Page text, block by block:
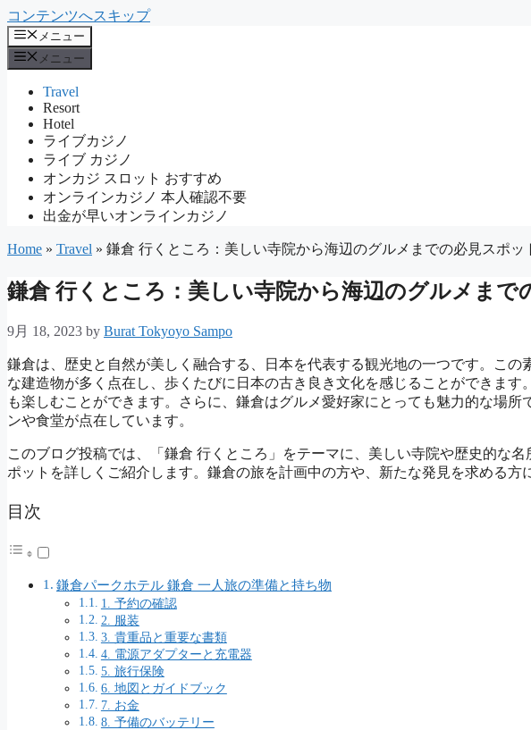
コンテンツへスキップ
メニュー
メニュー
Travel
Resort
Hotel
ライブカジノ
ライブ カジノ
オンカジ スロット おすすめ
オンラインカジノ 本人確認不要
出金が早いオンラインカジノ
Home » Travel » 鎌倉 行くところ：美しい寺院から海辺のグルメまでの必見スポッ
鎌倉 行くところ：美しい寺院から海辺のグルメまで
9月 18, 2023 by Burat Tokyoyo Sampo
鎌倉は、歴史と自然が美しく融合する、日本を代表する観光地の一つです。こ
な建造物が多く点在し、歩くたびに日本の古き良き文化を感じることができま
も楽しむことができます。さらに、鎌倉はグルメ愛好家にとっても魅力的な場
ンや食堂が点在しています。
このブログ投稿では、「鎌倉 行くところ」をテーマに、美しい寺院や歴史的な
ポットを詳しくご紹介します。鎌倉の旅を計画中の方や、新たな発見を求める方
目次
鎌倉パークホテル 鎌倉 一人旅の準備と持ち物
1. 予約の確認
2. 服装
3. 貴重品と重要な書類
4. 電源アダプターと充電器
5. 旅行保険
6. 地図とガイドブック
7. お金
8. 予備のバッテリー